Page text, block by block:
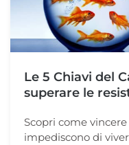
Le 5 Chiavi del
superare le
Scopri come
impediscono di